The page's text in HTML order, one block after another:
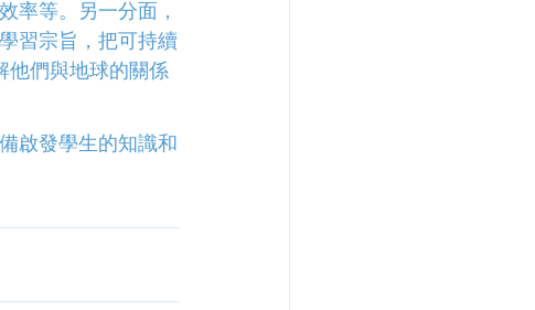
率等。另一分面，
習宗旨，把可持續
他們與地球的關係
啟發學生的知識和